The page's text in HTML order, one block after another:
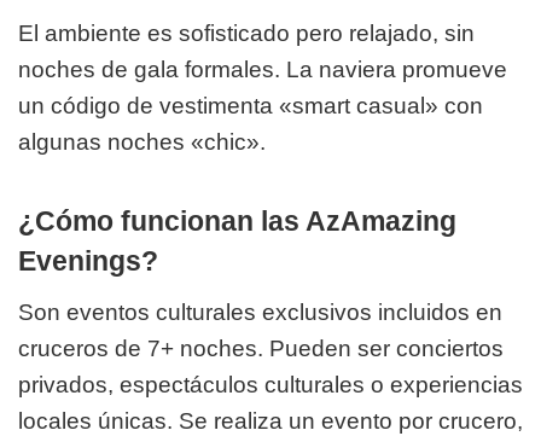
El ambiente es sofisticado pero relajado, sin
noches de gala formales. La naviera promueve
un código de vestimenta «smart casual» con
algunas noches «chic».
¿Cómo funcionan las AzAmazing
Evenings?
Son eventos culturales exclusivos incluidos en
cruceros de 7+ noches. Pueden ser conciertos
privados, espectáculos culturales o experiencias
locales únicas. Se realiza un evento por crucero,